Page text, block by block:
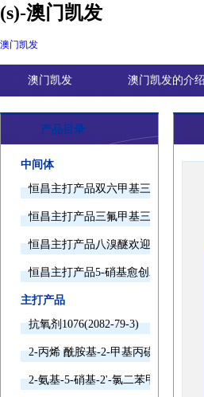
(s)-澳门凯发
澳门凯发
澳门凯发 澳门凯发的介绍
产品目录
中间体
恒昌主打产品双六甲基三胺欢迎询价
恒昌主打产品三氟甲基三甲基硅烷欢
恒昌主打产品八溴醚欢迎询价
恒昌主打产品5-硝基愈创木酚钠欢
主打产品
抗氧剂1076(2082-79-3)
2-丙烯 酰胺基-2-甲基丙磺酸(15214-
2-氨基-5-硝基-2'-氯二苯甲酮(2011-